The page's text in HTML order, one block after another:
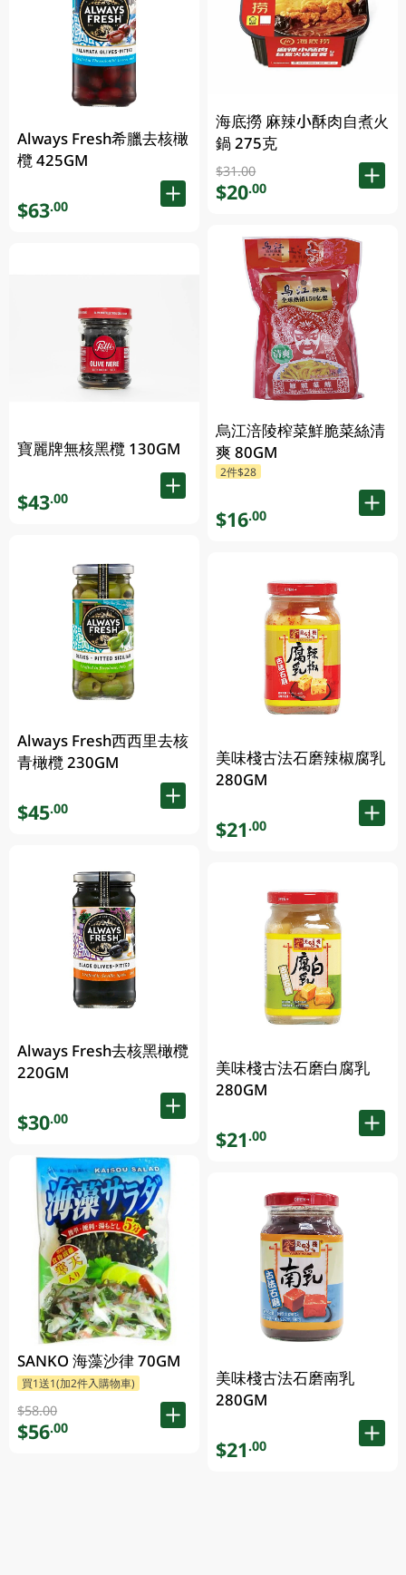
Always Fresh希臘去核橄
欖 425GM
$63.00
寶麗牌無核黑欖 130GM
$43.00
Always Fresh西西里去核
青橄欖 230GM
$45.00
Always Fresh去核黑橄欖
220GM
$30.00
SANKO 海藻沙律 70GM
買1送1(加2件入購物車)
$58.00
$56.00
海底撈 麻辣小酥肉自煮火
鍋 275克
$31.00
$20.00
烏江涪陵榨菜鮮脆菜絲清
爽 80GM
2件$28
$16.00
美味棧古法石磨辣椒腐乳
280GM
$21.00
美味棧古法石磨白腐乳
280GM
$21.00
美味棧古法石磨南乳
280GM
$21.00